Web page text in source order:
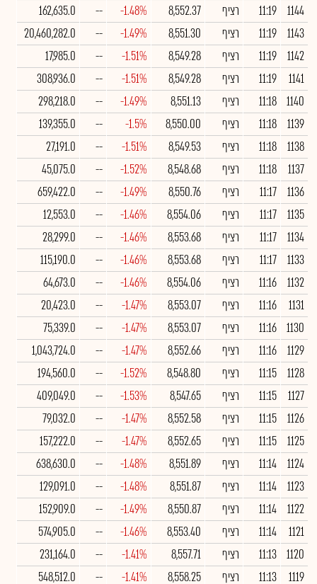
1144
11:19 רציף 8,552.37
-1.48%
--
162,635.0
1143
11:19 רציף 8,551.30
-1.49%
--
20,460,282.0
1142
11:19 רציף 8,549.28
-1.51%
--
17,985.0
1141
11:19 רציף 8,549.28
-1.51%
--
308,936.0
1140
11:18 רציף 8,551.13
-1.49%
--
298,218.0
1139
11:18 רציף 8,550.00
-1.5%
--
139,355.0
1138
11:18 רציף 8,549.53
-1.51%
--
27,191.0
1137
11:18 רציף 8,548.68
-1.52%
--
45,075.0
1136
11:17 רציף 8,550.76
-1.49%
--
659,422.0
1135
11:17 רציף 8,554.06
-1.46%
--
12,553.0
1134
11:17 רציף 8,553.68
-1.46%
--
28,299.0
1133
11:17 רציף 8,553.68
-1.46%
--
115,190.0
1132
11:16 רציף 8,554.06
-1.46%
--
64,673.0
1131
11:16 רציף 8,553.07
-1.47%
--
20,423.0
1130
11:16 רציף 8,553.07
-1.47%
--
75,339.0
1129
11:16 רציף 8,552.66
-1.47%
--
1,043,724.0
1128
11:15 רציף 8,548.80
-1.52%
--
194,560.0
1127
11:15 רציף 8,547.65
-1.53%
--
409,049.0
1126
11:15 רציף 8,552.58
-1.47%
--
79,032.0
1125
11:15 רציף 8,552.65
-1.47%
--
157,222.0
1124
11:14 רציף 8,551.89
-1.48%
--
638,630.0
1123
11:14 רציף 8,551.87
-1.48%
--
129,091.0
1122
11:14 רציף 8,550.87
-1.49%
--
152,909.0
1121
11:14 רציף 8,553.40
-1.46%
--
574,905.0
1120
11:13 רציף 8,557.71
-1.41%
--
231,164.0
1119
11:13 רציף 8,558.25
-1.41%
--
548,512.0